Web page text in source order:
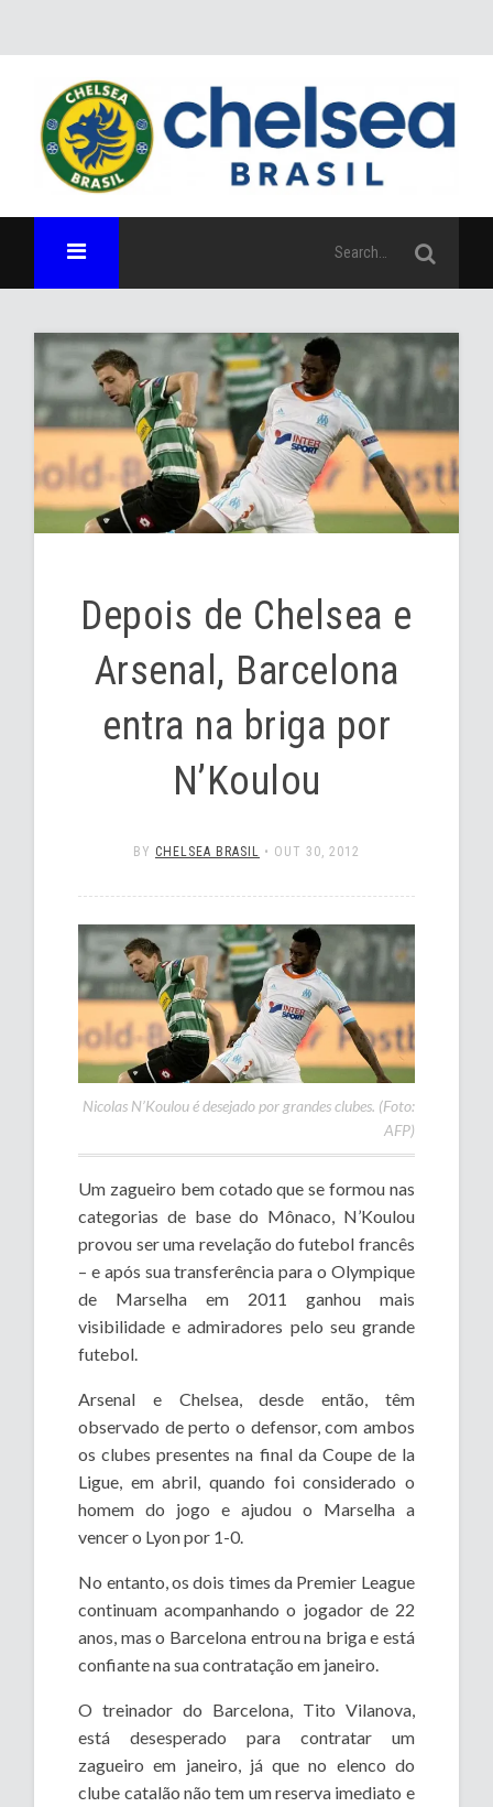
Depois de Chelsea e
Arsenal, Barcelona
entra na briga por
N’Koulou
BY CHELSEA BRASIL • OUT 30, 2012
Nicolas N’Koulou é desejado por grandes clubes. (Foto:
AFP)
Um zagueiro bem cotado que se formou nas
categorias de base do Mônaco, N’Koulou
provou ser uma revelação do futebol francês
– e após sua transferência para o Olympique
de Marselha em 2011 ganhou mais
visibilidade e admiradores pelo seu grande
futebol.
Arsenal e Chelsea, desde então, têm
observado de perto o defensor, com ambos
os clubes presentes na final da Coupe de la
Ligue, em abril, quando foi considerado o
homem do jogo e ajudou o Marselha a
vencer o Lyon por 1-0.
No entanto, os dois times da Premier League
continuam acompanhando o jogador de 22
anos, mas o Barcelona entrou na briga e está
confiante na sua contratação em janeiro.
O treinador do Barcelona, Tito Vilanova,
está desesperado para contratar um
zagueiro em janeiro, já que no elenco do
clube catalão não tem um reserva imediato e